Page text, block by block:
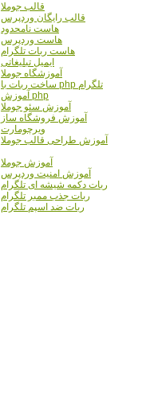
قالب جوملا
قالب رایگان وردپرس
هاست نامحدود
هاست وردپرس
هاست ربات تلگرام
ایمیل تبلیغاتی
آموزشگاه جوملا
ساخت ربات با php تلگرام
آموزش php
آموزش سئو جوملا
آموزش فروشگاه ساز
ویرچومارت
آموزش طراحی قالب جوملا
آموزش جوملا
آموزش امنیت وردپرس
ربات دکمه شیشه ای تلگرام
ربات جذب ممبر تلگرام
ربات ضد اسپم تلگرام